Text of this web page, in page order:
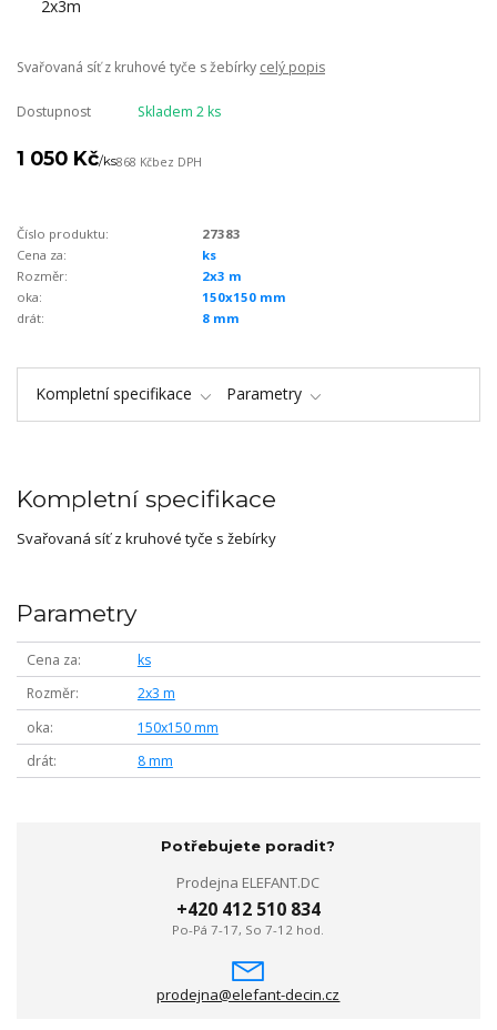
Svařovaná síť z kruhové tyče s žebírky celý popis
Dostupnost Skladem 2 ks
1 050 Kč/ks868 Kčbez DPH
Číslo produktu:
27383
Cena za:
ks
Rozměr:
2x3 m
oka:
150x150 mm
drát:
8 mm
Kompletní specifikace Parametry
Kompletní specifikace
Svařovaná síť z kruhové tyče s žebírky
Parametry
Cena za
ks
Rozměr
2x3 m
oka
150x150 mm
drát
8 mm
Potřebujete poradit?
Prodejna ELEFANT.DC
+420 412 510 834
Po-Pá 7-17, So 7-12 hod.
prodejna@elefant-decin.cz